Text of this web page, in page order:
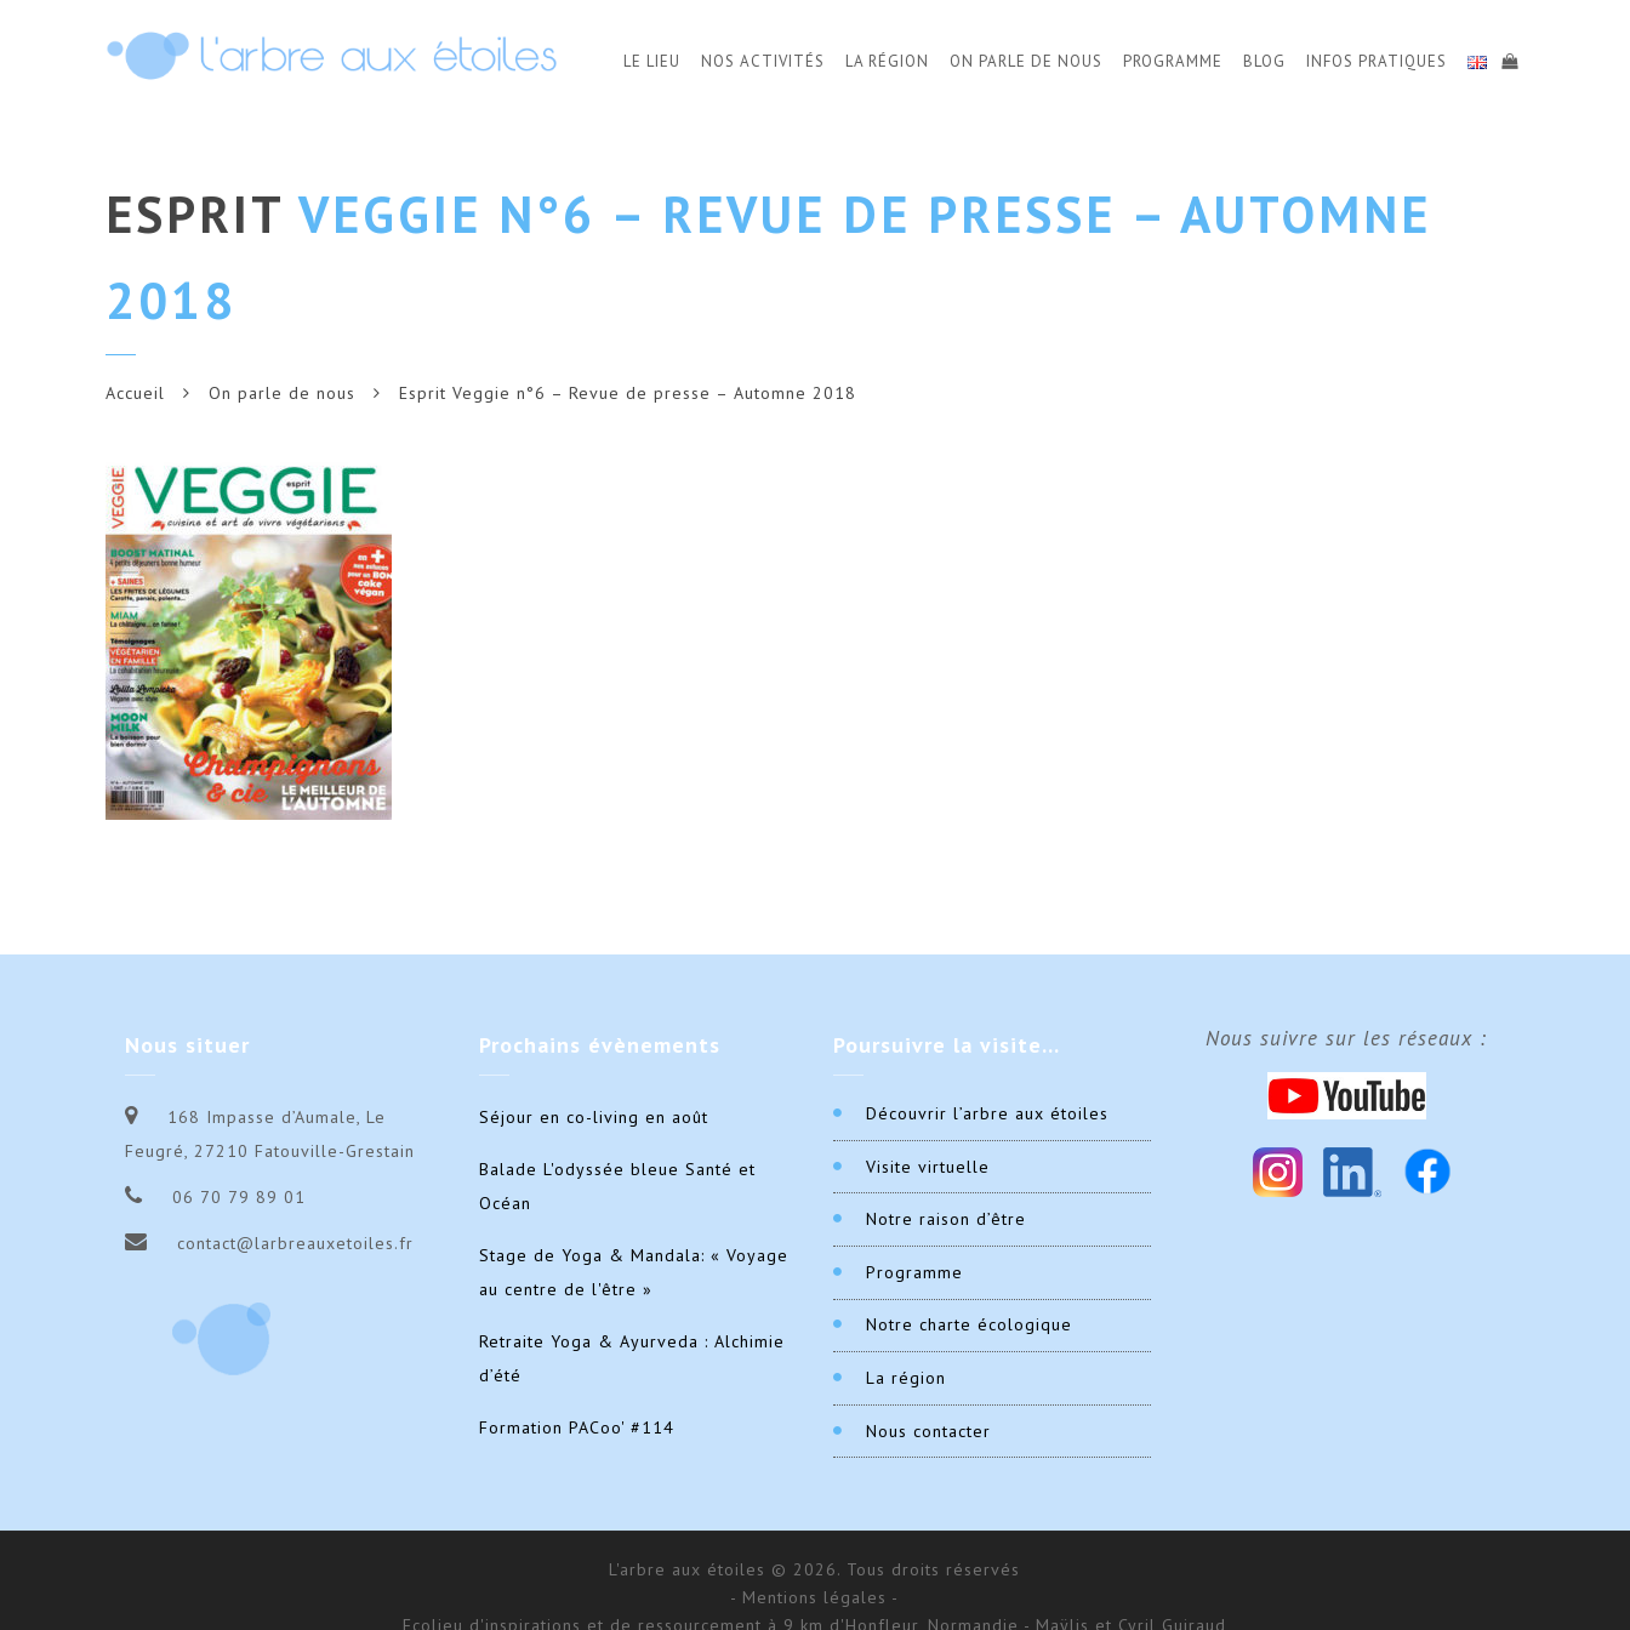
LE LIEU NOS ACTIVITÉS LA RÉGION ON PARLE DE NOUS PROGRAMME BLOG INFOS PRATIQUES
ESPRIT VEGGIE N°6 – REVUE DE PRESSE – AUTOMNE
2018
Accueil On parle de nous Esprit Veggie n°6 – Revue de presse – Automne 2018
Nous situer
168 Impasse d’Aumale, Le
Feugré, 27210 Fatouville-Grestain
06 70 79 89 01
contact@larbreauxetoiles.fr
Prochains évènements
Séjour en co-living en août
Balade L'odyssée bleue Santé et
Océan
Stage de Yoga & Mandala: « Voyage
au centre de l'être »
Retraite Yoga & Ayurveda : Alchimie
d’été
Formation PACoo' #114
Poursuivre la visite…
Découvrir l’arbre aux étoiles
Visite virtuelle
Notre raison d’être
Programme
Notre charte écologique
La région
Nous contacter
Nous suivre sur les réseaux :
L'arbre aux étoiles © 2026. Tous droits réservés
- Mentions légales -
Ecolieu d'inspirations et de ressourcement à 9 km d'Honfleur, Normandie - Maÿlis et Cyril Guiraud